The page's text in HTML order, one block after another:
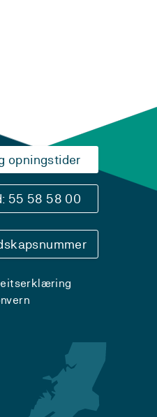
opningstider
55 58 58 00